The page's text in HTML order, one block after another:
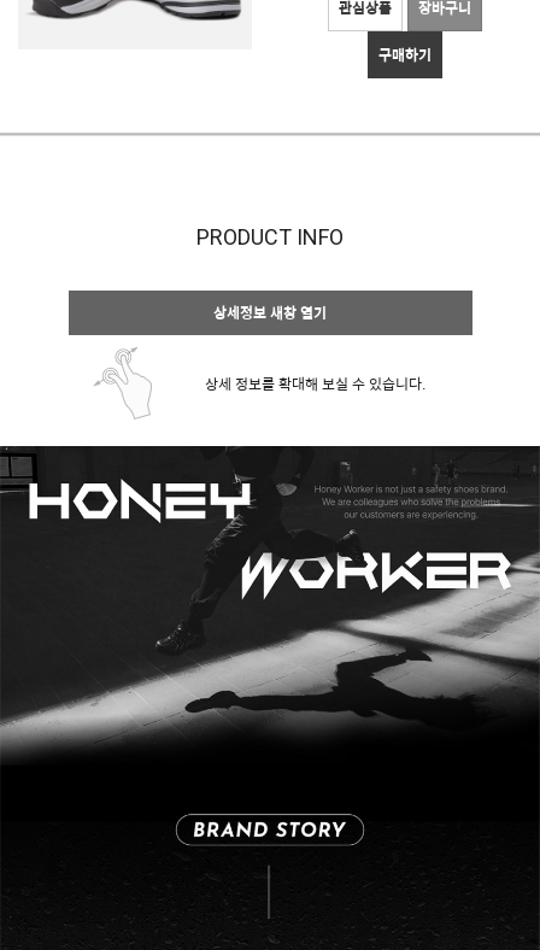
관심상품 장바구니
구매하기
PRODUCT INFO
상세정보 새창 열기
상세 정보를 확대해 보실 수 있습니다.